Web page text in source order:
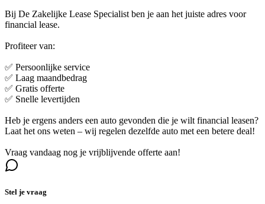
Bij De Zakelijke Lease Specialist ben je aan het juiste adres voor
financial lease.
Profiteer van:
✅ Persoonlijke service
✅ Laag maandbedrag
✅ Gratis offerte
✅ Snelle levertijden
Heb je ergens anders een auto gevonden die je wilt financial leasen?
Laat het ons weten – wij regelen dezelfde auto met een betere deal!
Vraag vandaag nog je vrijblijvende offerte aan!
Stel je vraag